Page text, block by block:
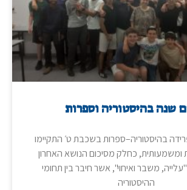
שנה בהיסטוריה וספרות
בהיסטוריה–ספרות בשכבת ט׳ התקיימו
ומשמעותית, כחלק מסיכום הנושא האחרון
משבר ואיחוי", אשר חיבר בין תחומי
ההיסטוריה